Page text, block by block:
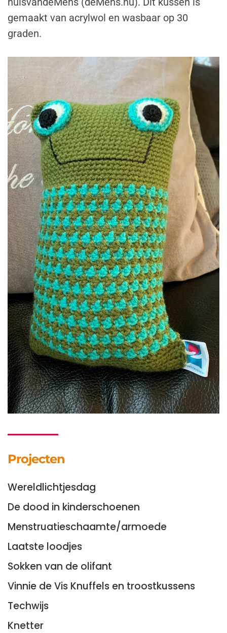
gemaakt van acrylwol en wasbaar op 30
graden.
Projecten
Wereldlichtjesdag
De dood in kinderschoenen
Menstruatieschaamte/armoede
Laatste loodjes
Sokken van de olifant
Vinnie de Vis Knuffels en troostkussens
Techwijs
Knetter